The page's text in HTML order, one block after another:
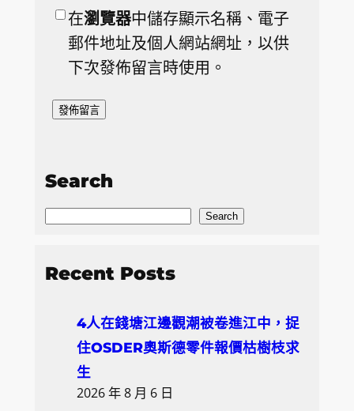
在瀏覽器中儲存顯示名稱、電子
郵件地址及個人網站網址，以供
下次發佈留言時使用。
Search
S
a
Search
Recent Posts
4人在錢塘江邊觀潮被卷進江中，捉
住OSDER奧斯德零件報價枯樹枝求
生
2026 年 8 月 6 日